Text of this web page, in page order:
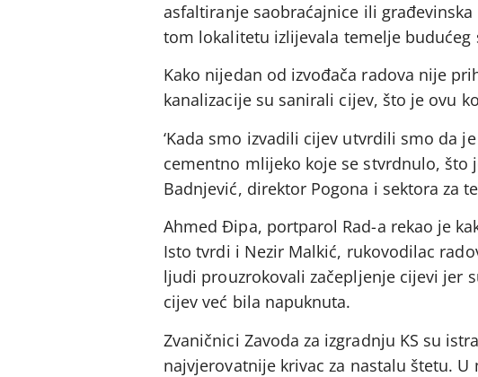
asfaltiranje saobraćajnice ili
tom lokalitetu izlijevala temelje
Kako nijedan od izvođača radova nije
kanalizacije su sanirali cijev, što je ovu
‘Kada smo izvadili cijev utvrdili smo da
cementno mlijeko koje se stvrdnulo, što
Badnjević, direktor Pogona i sektora za
Ahmed Đipa, portparol Rad-a rekao je
Isto tvrdi i Nezir Malkić, rukovodilac
ljudi prouzrokovali začepljenje cijevi jer
cijev već bila napuknuta.
Zvaničnici Zavoda za izgradnju KS su
najvjerovatnije krivac za nastalu štetu.